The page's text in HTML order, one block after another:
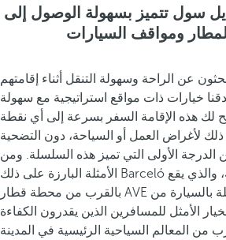
سول تتميز بسهولة الوصول إلى
ومواقف السيارات
عن الراحة وسهولة التنقل أثناء إقامتهم
خيارات ذات مواقع استراتيجية مع سهولة
لك هذه الإقامة السفر بسرعة إلى أي نقطة
لأغراض العمل أو السياحة، دون التضحية
الدرجة الأولى التي تميز هذه السلسلة. ومن
الأمثلة البارزة على ذلك Barceló في وسط مدينة مالقة، والذي يقع
بالقرب من محطة قطار AVE وعلى بعد دقائق قليلة بالسيارة من
الأمثل للمسافرين الذين يقدرون الكفاءة
ل
،
و
ه
و
م
ث
ا
ل
ي